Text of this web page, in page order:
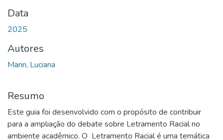
Data
2025
Autores
Marin, Luciana
Resumo
Este guia foi desenvolvido com o propósito de contribuir
para a ampliação do debate sobre Letramento Racial no
ambiente acadêmico. O Letramento Racial é uma temática